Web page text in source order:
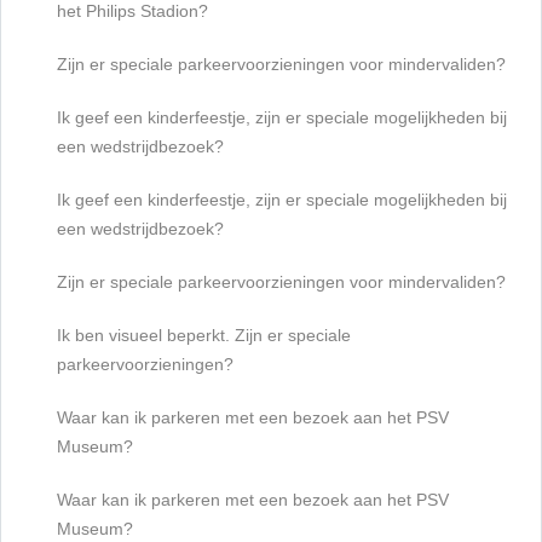
het Philips Stadion?
Zijn er speciale parkeervoorzieningen voor mindervaliden?
Ik geef een kinderfeestje, zijn er speciale mogelijkheden bij
een wedstrijdbezoek?
Ik geef een kinderfeestje, zijn er speciale mogelijkheden bij
een wedstrijdbezoek?
Zijn er speciale parkeervoorzieningen voor mindervaliden?
Ik ben visueel beperkt. Zijn er speciale
parkeervoorzieningen?
Waar kan ik parkeren met een bezoek aan het PSV
Museum?
Waar kan ik parkeren met een bezoek aan het PSV
Museum?